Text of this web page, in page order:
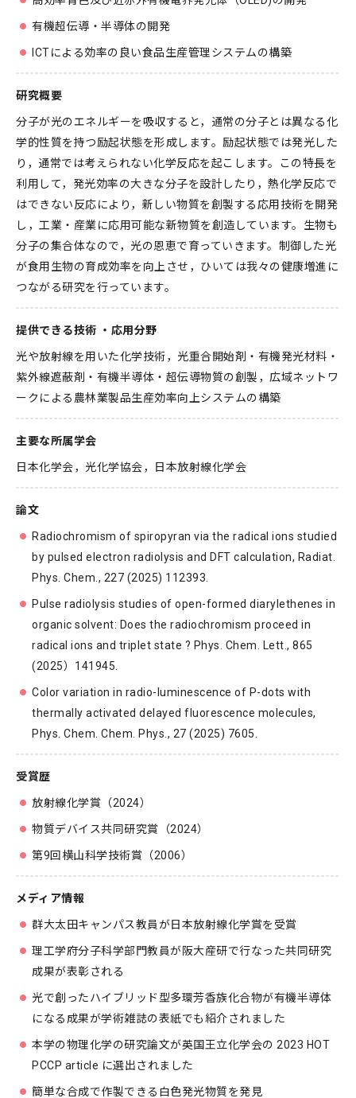
有機超伝導・半導体の開発
ICTによる効率の良い食品生産管理システムの構築
研究概要
分子が光のエネルギーを吸収すると，通常の分子とは異なる化
学的性質を持つ励起状態を形成します。励起状態では発光した
り，通常では考えられない化学反応を起こします。この特長を
利用して，発光効率の大きな分子を設計したり，熱化学反応で
はできない反応により，新しい物質を創製する応用技術を開発
し，工業・産業に応用可能な新物質を創造しています。生物も
分子の集合体なので，光の恩恵で育っていきます。制御した光
が食用生物の育成効率を向上させ，ひいては我々の健康増進に
つながる研究を行っています。
提供できる技術 ・応用分野
光や放射線を用いた化学技術，光重合開始剤・有機発光材料・
紫外線遮蔽剤・有機半導体・超伝導物質の創製，広域ネットワ
ークによる農林業製品生産効率向上システムの構築
主要な所属学会
日本化学会，光化学協会，日本放射線化学会
論文
Radiochromism of spiropyran via the radical ions studied
by pulsed electron radiolysis and DFT calculation, Radiat.
Phys. Chem., 227 (2025) 112393.
Pulse radiolysis studies of open-formed diarylethenes in
organic solvent: Does the radiochromism proceed in
radical ions and triplet state ? Phys. Chem. Lett., 865
(2025）141945.
Color variation in radio-luminescence of P-dots with
thermally activated delayed fluorescence molecules,
Phys. Chem. Chem. Phys., 27 (2025) 7605.
受賞歴
放射線化学賞（2024）
物質デバイス共同研究賞（2024）
第9回横山科学技術賞（2006）
メディア情報
群大太田キャンパス教員が日本放射線化学賞を受賞
理工学府分子科学部門教員が阪大産研で行なった共同研究
成果が表彰される
光で創ったハイブリッド型多環芳香族化合物が有機半導体
になる成果が学術雑誌の表紙でも紹介されました
本学の物理化学の研究論文が英国王立化学会の 2023 HOT
PCCP article に選出されました
簡単な合成で作製できる白色発光物質を発見